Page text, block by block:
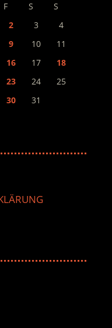
F S
S
2 3
4
9 10
11
16 17
18
23 24
25
30
31